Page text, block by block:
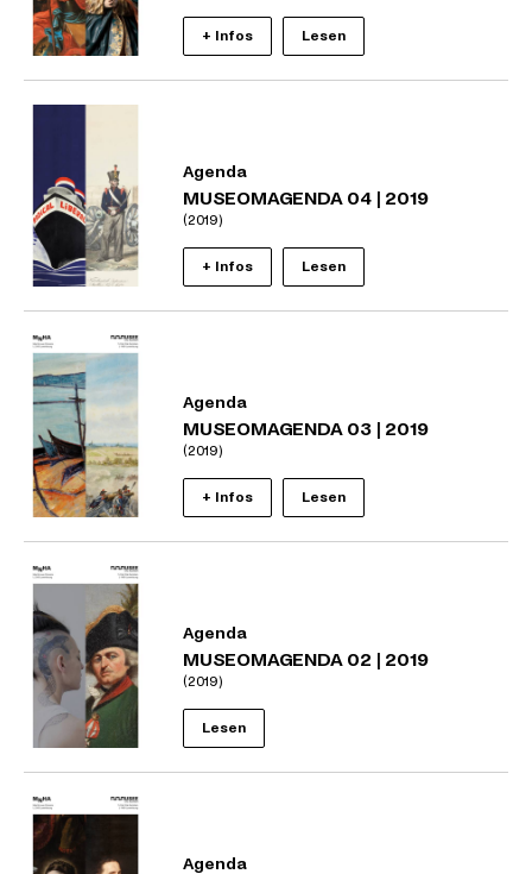
+ Infos Lesen
Agenda
MUSEOMAGENDA 04 | 2019
(2019)
+ Infos Lesen
Agenda
MUSEOMAGENDA 03 | 2019
(2019)
+ Infos Lesen
Agenda
MUSEOMAGENDA 02 | 2019
(2019)
Lesen
Agenda